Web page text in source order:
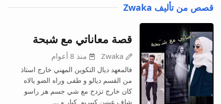
قصص من تأليف Zwaka
قصة معاناتي مع شبحة
Zwaka منذ 8 أعوام
فالمعهد ديال التكوين المهني خارج استاذ
من القسم ديالو و طفى وراه الضو يالاه
كان خارج تزدح مع شي جسم هز راسو
شاف عينين كيبريو كبار و ...